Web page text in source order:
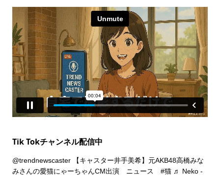
Tik Tokチャンネル配信中
@trendnewscaster【キャスター井手美希】元AKB48高橋みな
みさんの愛猫にゃーちゃんCM出演 ニュース #猫 ♬ Neko -